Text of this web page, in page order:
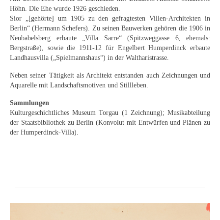
Curt Wittenbecher
Weitere Künstler nach 1945
Unbekannt
Herkunft & Wirkungsstätte
Berliner Künstler
Düsseldorfer Künstler
Höhn. Die Ehe wurde 1926 geschieden.
Sior „[gehörte] um 1905 zu den gefragtesten Villen-Architekten in
Berlin“ (Hermann Schefers). Zu seinen Bauwerken gehören die 1906 in
Neubabelsberg erbaute „Villa Sarre“ (Spitzweggasse 6, ehemals:
Bergstraße), sowie die 1911-12 für Engelbert Humperdinck erbaute
Landhausvilla („Spielmannshaus“) in der Waltharistrasse.
Neben seiner Tätigkeit als Architekt entstanden auch Zeichnungen und
Aquarelle mit Landschaftsmotiven und Stillleben.
Sammlungen
Kulturgeschichtliches Museum Torgau (1 Zeichnung); Musikabteilung
der Staatsbibliothek zu Berlin (Konvolut mit Entwürfen und Plänen zu
der Humperdinck-Villa).